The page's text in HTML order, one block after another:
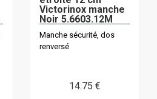
Victorinox manche
Noir 5.6603.12M
Manche sécurité, dos
renversé
14.75 €